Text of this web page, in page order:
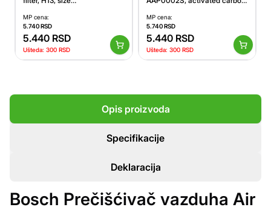
215*215*256mm, NW 0.8kg,
activated carbon granules
MP cena:
5.740RSD
5.440 RSD
Ušteda: 300 RSD
granules, HEPA, H13,
L530*W340*H30mm, NW
0.86Kg, GW 1.09Kg
MP cena:
5.740RSD
5.440 RSD
Ušteda: 300 RSD
Opis proizvoda
Specifikacije
Deklaracija
Bosch Prečišćivač vazduha Air